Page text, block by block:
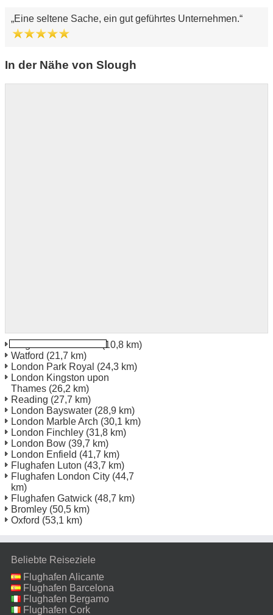
Eine seltene Sache, ein gut geführtes Unternehmen.
In der Nähe von Slough
(10,8 km)
Watford (21,7 km)
London Park Royal (24,3 km)
London Kingston upon
Thames (26,2 km)
Reading (27,7 km)
London Bayswater (28,9 km)
London Marble Arch (30,1 km)
London Finchley (31,8 km)
London Bow (39,7 km)
London Enfield (41,7 km)
Flughafen Luton (43,7 km)
Flughafen London City (44,7
km)
Flughafen Gatwick (48,7 km)
Bromley (50,5 km)
Oxford (53,1 km)
Beliebte Reiseziele
Flughafen Alicante
Flughafen Barcelona
Flughafen Bergamo
Flughafen Cork